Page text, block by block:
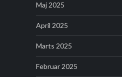
Maj 2025
April 2025
Marts 2025
Februar 2025